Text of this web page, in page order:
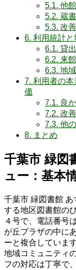
5.1. 他
5.2. 蔵
5.3. 改
6. 利用統計と
6.1. 貸
6.2. 来
6.3. 地
7. 利用者の
価
7.1. 良
7.2. 改
7.3. 他
8. まとめ
千葉市 緑図
ュー：基本
千葉市 緑図書館
する地区図書館の
４号で、電話番号
が丘プラザの中に
ーと複合していま
地域コミュニティ
フの対応は丁寧で